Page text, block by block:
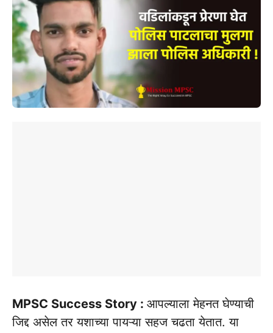
MPSC Success Story : आपल्याला मेहनत घेण्याची
जिद्द असेल तर यशाच्या पायऱ्या सहज चढता येतात. या